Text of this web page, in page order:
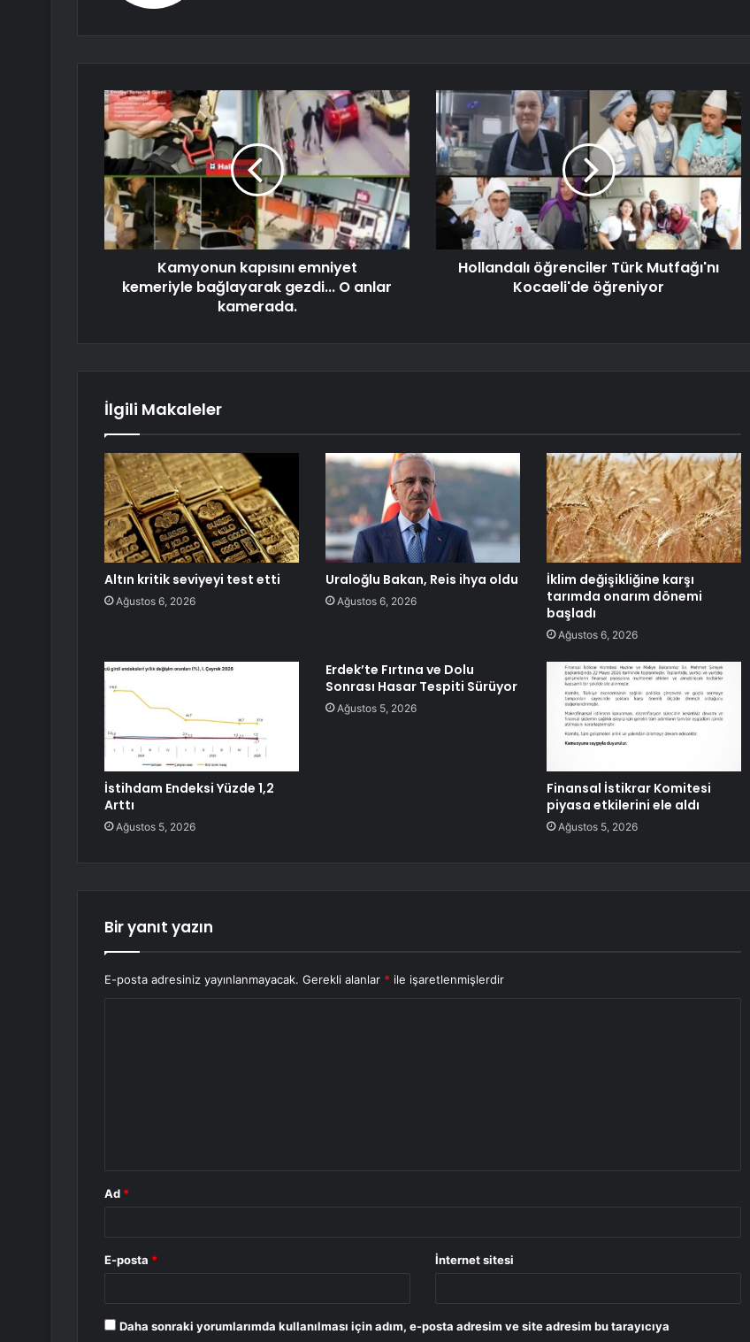
Kamyonun kapısını emniyet
kemeriyle bağlayarak gezdi... O anlar
kamerada.
Hollandalı öğrenciler Türk Mutfağı'nı
Kocaeli'de öğreniyor
İlgili Makaleler
Altın kritik seviyeyi test etti
Ağustos 6, 2026
Uraloğlu Bakan, Reis ihya oldu
Ağustos 6, 2026
İklim değişikliğine karşı
tarımda onarım dönemi
başladı
Ağustos 6, 2026
İstihdam Endeksi Yüzde 1,2
Arttı
Ağustos 5, 2026
Erdek’te Fırtına ve Dolu
Sonrası Hasar Tespiti Sürüyor
Ağustos 5, 2026
Finansal İstikrar Komitesi
piyasa etkilerini ele aldı
Ağustos 5, 2026
Bir yanıt yazın
E-posta adresiniz yayınlanmayacak. Gerekli alanlar * ile işaretlenmişlerdir
Ad *
E-posta * İnternet sitesi
Daha sonraki yorumlarımda kullanılması için adım, e-posta adresim ve site adresim bu tarayıcıya